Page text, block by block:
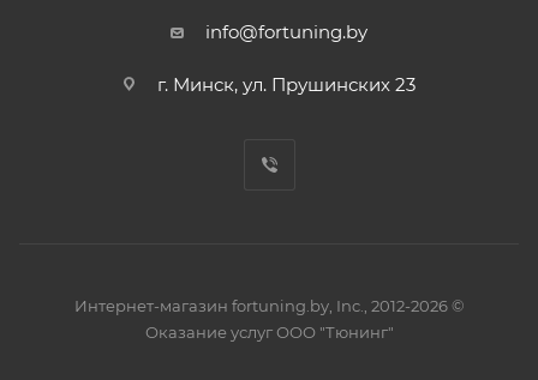
info@fortuning.by
г. Минск, ул. Прушинских 23
Интернет-магазин fortuning.by, Inc., 2012-2026 ©
Оказание услуг ООО "Тюнинг"